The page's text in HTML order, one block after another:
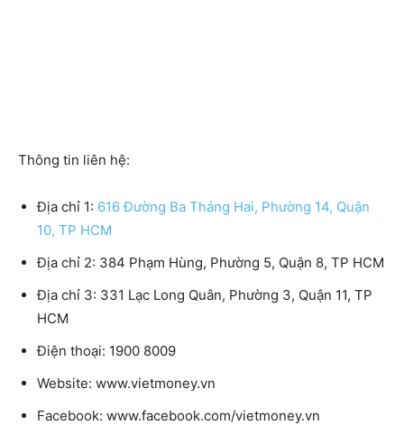
Thông tin liên hệ:
Địa chỉ 1: 616 Đường Ba Tháng Hai, Phường 14, Quận
10, TP HCM
Địa chỉ 2: 384 Phạm Hùng, Phường 5, Quận 8, TP HCM
Địa chỉ 3: 331 Lạc Long Quân, Phường 3, Quận 11, TP
HCM
Điện thoại: 1900 8009
Website: www.vietmoney.vn
Facebook: www.facebook.com/vietmoney.vn